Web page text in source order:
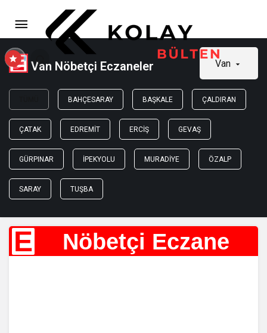
Van Nöbetçi Eczaneler Van
BAHÇESARAY BAŞKALE ÇALDIRAN
ÇATAK EDREMIT ERCIŞ GEVAŞ
GÜRPINAR İPEKYOLU MURADIYE ÖZALP
SARAY TUŞBA
E Nöbetçi Eczane